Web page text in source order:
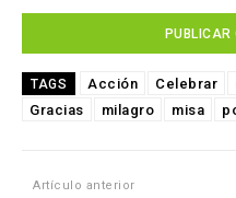
TAGS Acción Celebrar
Gracias
milagro misa
Artículo anterior